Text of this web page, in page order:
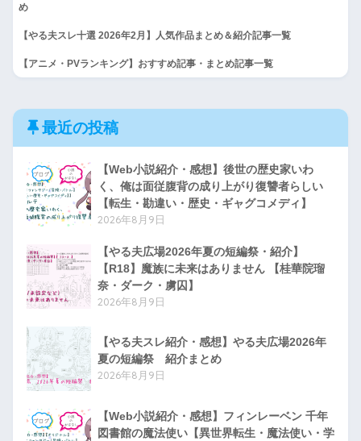
め
【やる夫スレ十選 2026年2月】人気作品まとめ＆紹介記事一覧
【アニメ・PVランキング】おすすめ記事・まとめ記事一覧
最近の投稿
【Web小説紹介・感想】後世の歴史家いわ
く、俺は面従腹背の成り上がり復讐者らしい
【転生・勘違い・歴史・ギャグコメディ】
2026年8月9日
【やる夫広場2026年夏の短編祭・紹介】
【R18】魔族に未来はありません 【桂華院瑠
奈・ダーク・虜囚】
2026年8月9日
【やる夫スレ紹介・感想】やる夫広場2026年
夏の短編祭 紹介まとめ
2026年8月9日
【Web小説紹介・感想】フィンレーベン 千年
図書館の魔法使い【異世界転生・魔法使い・学